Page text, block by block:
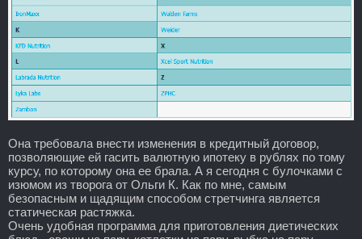
Она требовала внести изменения в кредитный договор,
позволяющие ей гасить валютную ипотеку в рублях по тому
курсу, по которому она ее брала. А я сегодня с булочками с
изюмом из творога от Ольги К. Как по мне, самым
безопасным и щадящим способом стретчинга является
статическая растяжка.
Очень удобная программа для приготовления диетических